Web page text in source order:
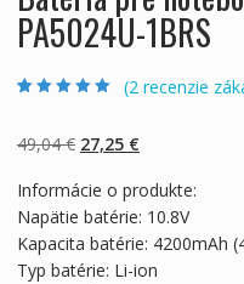
PA5024U-1BRS
zákazníckych
recenzií
(2 recenzie
49,04€ Pôvodná
bola:
49,04 €.
27,25 €Aktuálna
je:
27,25 €.
Informácie o produkte:
Napätie batérie: 10.8V
Kapacita batérie: 4200mAh
Typ batérie: Li-ion